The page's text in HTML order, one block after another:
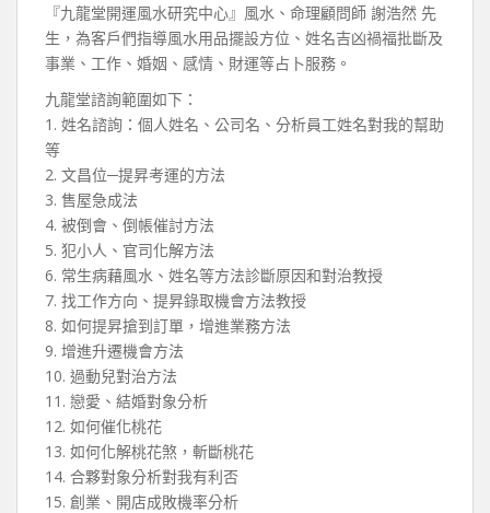
『九龍堂開運風水研究中心』風水、命理顧問師 謝浩然 先
生，為客戶們指導風水用品擺設方位、姓名吉凶禍福批斷及
事業、工作、婚姻、感情、財運等占卜服務。
九龍堂諮詢範圍如下：
1. 姓名諮詢：個人姓名、公司名、分析員工姓名對我的幫助
等
2. 文昌位─提昇考運的方法
3. 售屋急成法
4. 被倒會、倒帳催討方法
5. 犯小人、官司化解方法
6. 常生病藉風水、姓名等方法診斷原因和對治教授
7. 找工作方向、提昇錄取機會方法教授
8. 如何提昇搶到訂單，增進業務方法
9. 增進升遷機會方法
10. 過動兒對治方法
11. 戀愛、結婚對象分析
12. 如何催化桃花
13. 如何化解桃花煞，斬斷桃花
14. 合夥對象分析對我有利否
15. 創業、開店成敗機率分析